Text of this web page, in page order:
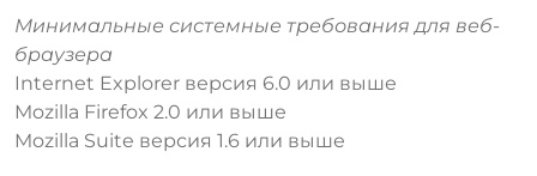
Минимальные системные требования для веб-
браузера
Internet Explorer версия 6.0 или выше
Mozilla Firefox 2.0 или выше
Mozilla Suite версия 1.6 или выше